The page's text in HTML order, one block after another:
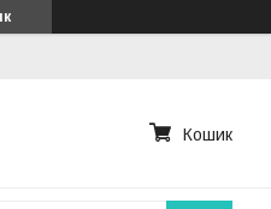
Кошик